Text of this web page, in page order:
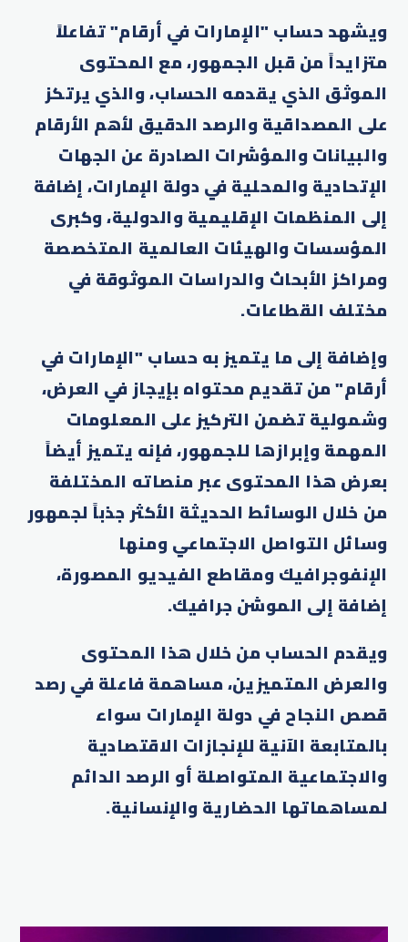
ويشهد حساب "الإمارات في أرقام" تفاعلاً
متزايداً من قبل الجمهور، مع المحتوى
الموثق الذي يقدمه الحساب، والذي يرتكز
على المصداقية والرصد الدقيق لأهم الأرقام
والبيانات والمؤشرات الصادرة عن الجهات
الإتحادية والمحلية في دولة الإمارات، إضافة
إلى المنظمات الإقليمية والدولية، وكبرى
المؤسسات والهيئات العالمية المتخصصة
ومراكز الأبحاث والدراسات الموثوقة في
مختلف القطاعات.
وإضافة إلى ما يتميز به حساب "الإمارات في
أرقام" من تقديم محتواه بإيجاز في العرض،
وشمولية تضمن التركيز على المعلومات
المهمة وإبرازها للجمهور، فإنه يتميز أيضاً
بعرض هذا المحتوى عبر منصاته المختلفة
من خلال الوسائط الحديثة الأكثر جذباً لجمهور
وسائل التواصل الاجتماعي ومنها
الإنفوجرافيك ومقاطع الفيديو المصورة،
إضافة إلى الموشن جرافيك.
ويقدم الحساب من خلال هذا المحتوى
والعرض المتميزين، مساهمة فاعلة في رصد
قصص النجاح في دولة الإمارات سواء
بالمتابعة الآنية للإنجازات الاقتصادية
والاجتماعية المتواصلة أو الرصد الدائم
لمساهماتها الحضارية والإنسانية.